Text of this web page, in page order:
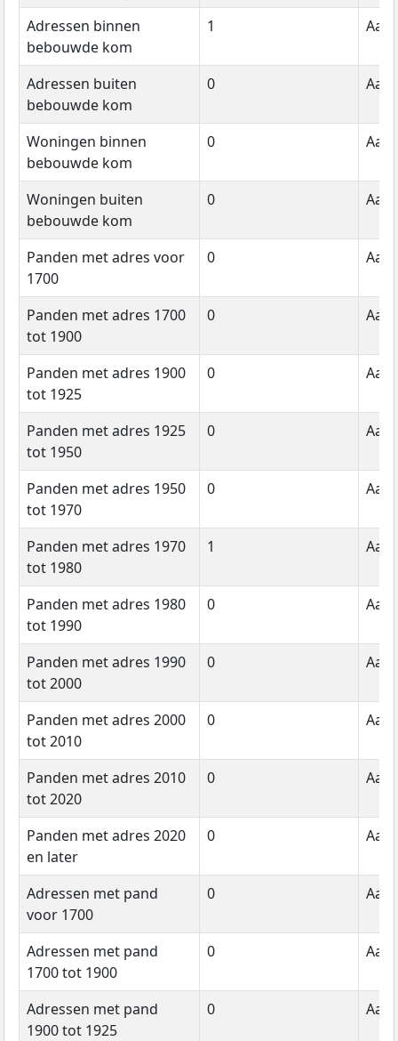
Adressen binnen
bebouwde kom
1
Adressen buiten
bebouwde kom
0
Woningen binnen
bebouwde kom
0
Woningen buiten
bebouwde kom
0
Panden met adres voor
1700
0
Panden met adres 1700
tot 1900
0
Panden met adres 1900
tot 1925
0
Panden met adres 1925
tot 1950
0
Panden met adres 1950
tot 1970
0
Panden met adres 1970
tot 1980
1
Panden met adres 1980
tot 1990
0
Panden met adres 1990
tot 2000
0
Panden met adres 2000
tot 2010
0
Panden met adres 2010
tot 2020
0
Panden met adres 2020
en later
0
Adressen met pand
voor 1700
0
Adressen met pand
1700 tot 1900
0
Adressen met pand
1900 tot 1925
0